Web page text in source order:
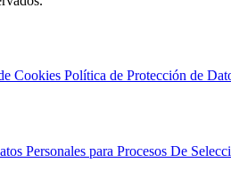
Cookies Política de Protección de
Personales para Procesos De